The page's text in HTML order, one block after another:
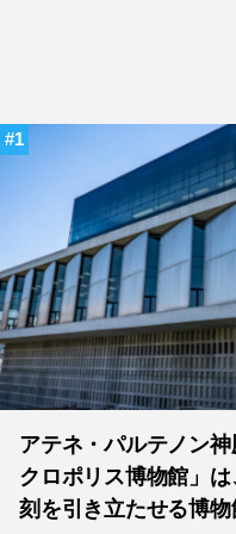
1
アテネ・パルテノン
クロポリス博物館」
刻を引き立たせる博物